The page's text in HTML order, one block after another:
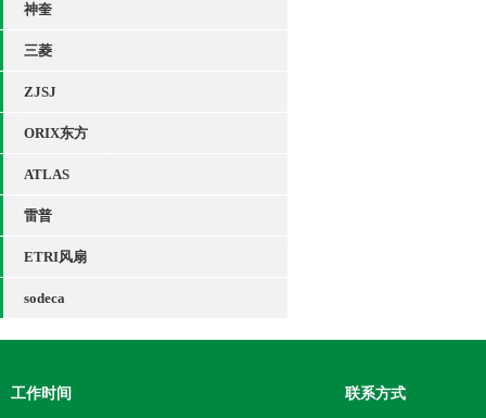
神奎
三菱
ZJSJ
ORIX东方
ATLAS
雷普
ETRI风扇
sodeca
工作时间 联系方式